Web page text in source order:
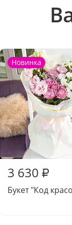
Новинка
3 630 ₽
Букет "Код